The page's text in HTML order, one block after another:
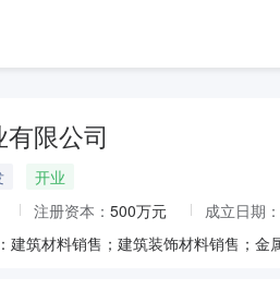
限公司
开业
注册资本： 500万元 成立日期：